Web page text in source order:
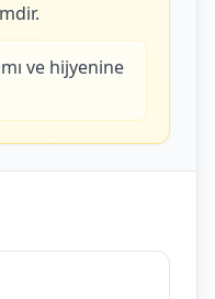
ve hijyenine